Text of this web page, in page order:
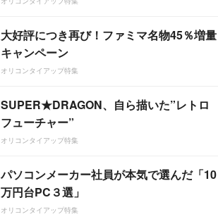
大好評につき再び！ファミマ名物45％増量
キャンペーン
オリコンタイアップ特集
SUPER★DRAGON、自ら描いた”レトロ
フューチャー”
オリコンタイアップ特集
パソコンメーカー社員が本気で選んだ「10
万円台PC３選」
オリコンタイアップ特集